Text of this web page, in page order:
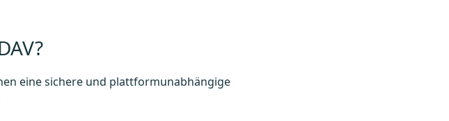
eine sichere und plattformunabhängige